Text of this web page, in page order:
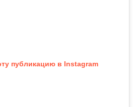
публикацию в Instagram